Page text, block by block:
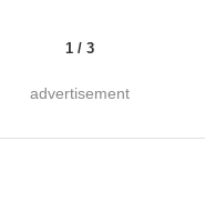
1 / 3
advertisement